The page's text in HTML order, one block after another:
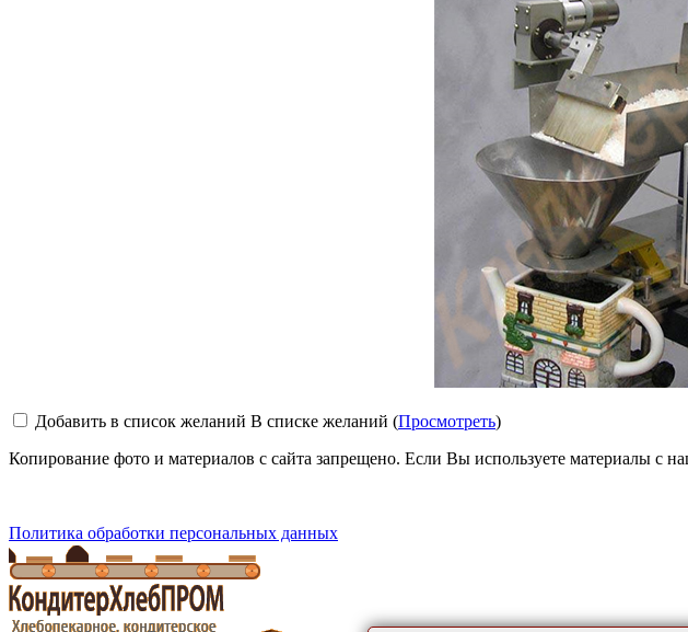
Добавить в список желаний В списке желаний (Просмотреть)
Копирование фото и материалов с сайта запрещено. Если Вы используете материалы с
Политика обработки персональных данных